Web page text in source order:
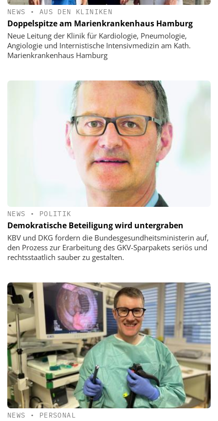
NEWS • AUS DEN KLINIKEN
Doppelspitze am Marienkrankenhaus Hamburg
Neue Leitung der Klinik für Kardiologie, Pneumologie,
Angiologie und Internistische Intensivmedizin am Kath.
Marienkrankenhaus Hamburg
NEWS • POLITIK
Demokratische Beteiligung wird untergraben
KBV und DKG fordern die Bundesgesundheitsministerin auf,
den Prozess zur Erarbeitung des GKV-Sparpakets seriös und
rechtsstaatlich sauber zu gestalten.
NEWS • PERSONAL